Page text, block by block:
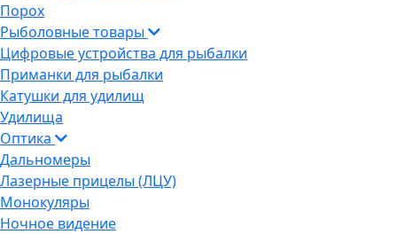
Порох
Рыболовные товары
Цифровые устройства для рыбалки
Приманки для рыбалки
Катушки для удилищ
Удилища
Оптика
Дальномеры
Лазерные прицелы (ЛЦУ)
Монокуляры
Ночное видение